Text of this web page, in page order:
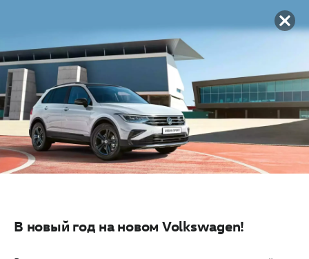
В новый год на новом Volkswagen!